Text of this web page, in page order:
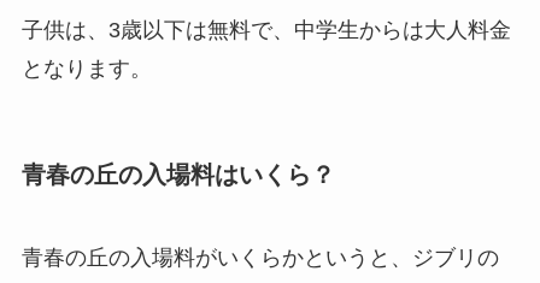
子供は、3歳以下は無料で、中学生からは大人料金
となります。
青春の丘の入場料はいくら？
青春の丘の入場料がいくらかというと、ジブリの